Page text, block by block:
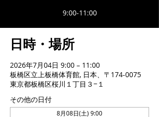
9:00-11:00
日時・場所
2026年7月04日 9:00 – 11:00
板橋区立上板橋体育館, 日本、〒174-0075
東京都板橋区桜川１丁目３−１
その他の日付
8月08日(土) 9:00